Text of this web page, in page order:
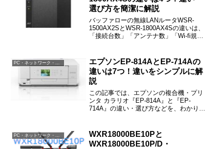
選び方を簡潔に解説
バッファローの無線LANルータWSR-
1500AX2SとWSR-1800AX4Sの違いは、
「接続台数」「アンテナ数」「Wi-fi規
の違い・選び方をご紹介しますね。
PC・ネットワーク・電子機器
エプソンEP-814AとEP-714Aの
違いは7つ！違いをシンプルに解
説
この記事では、エプソンの複合機・プリ
ンタ カラリオ『EP-814A』と『EP-
714A』の違い・選び方などを、わかりや
PC・ネットワーク・電子機器
WXR18000BE10Pと
WXR18000BE10P/D・